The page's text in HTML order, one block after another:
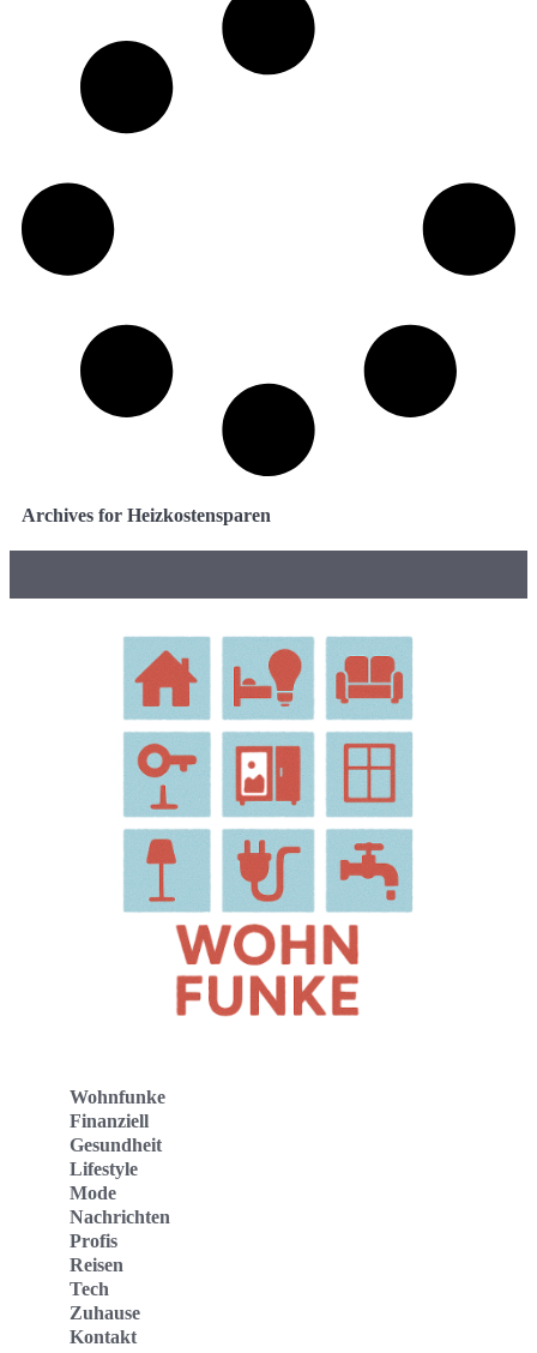
Archives for Heizkostensparen
Wohnfunke
Finanziell
Gesundheit
Lifestyle
Mode
Nachrichten
Profis
Reisen
Tech
Zuhause
Kontakt